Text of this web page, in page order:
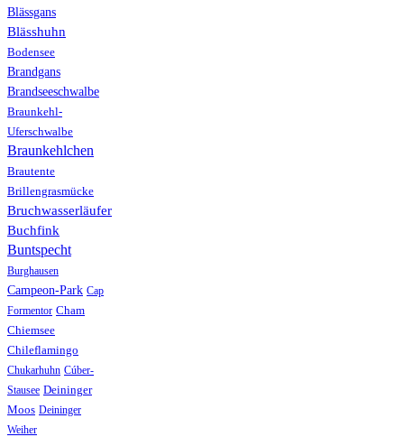
Blässgans
Blässhuhn
Bodensee
Brandgans
Brandseeschwalbe
Braunkehl-
Uferschwalbe
Braunkehlchen
Brautente
Brillengrasmücke
Bruchwasserläufer
Buchfink
Buntspecht
Burghausen
Campeon-Park Cap
Formentor Cham
Chiemsee
Chileflamingo
Chukarhuhn Cúber-
Stausee Deininger
Moos Deininger
Weiher